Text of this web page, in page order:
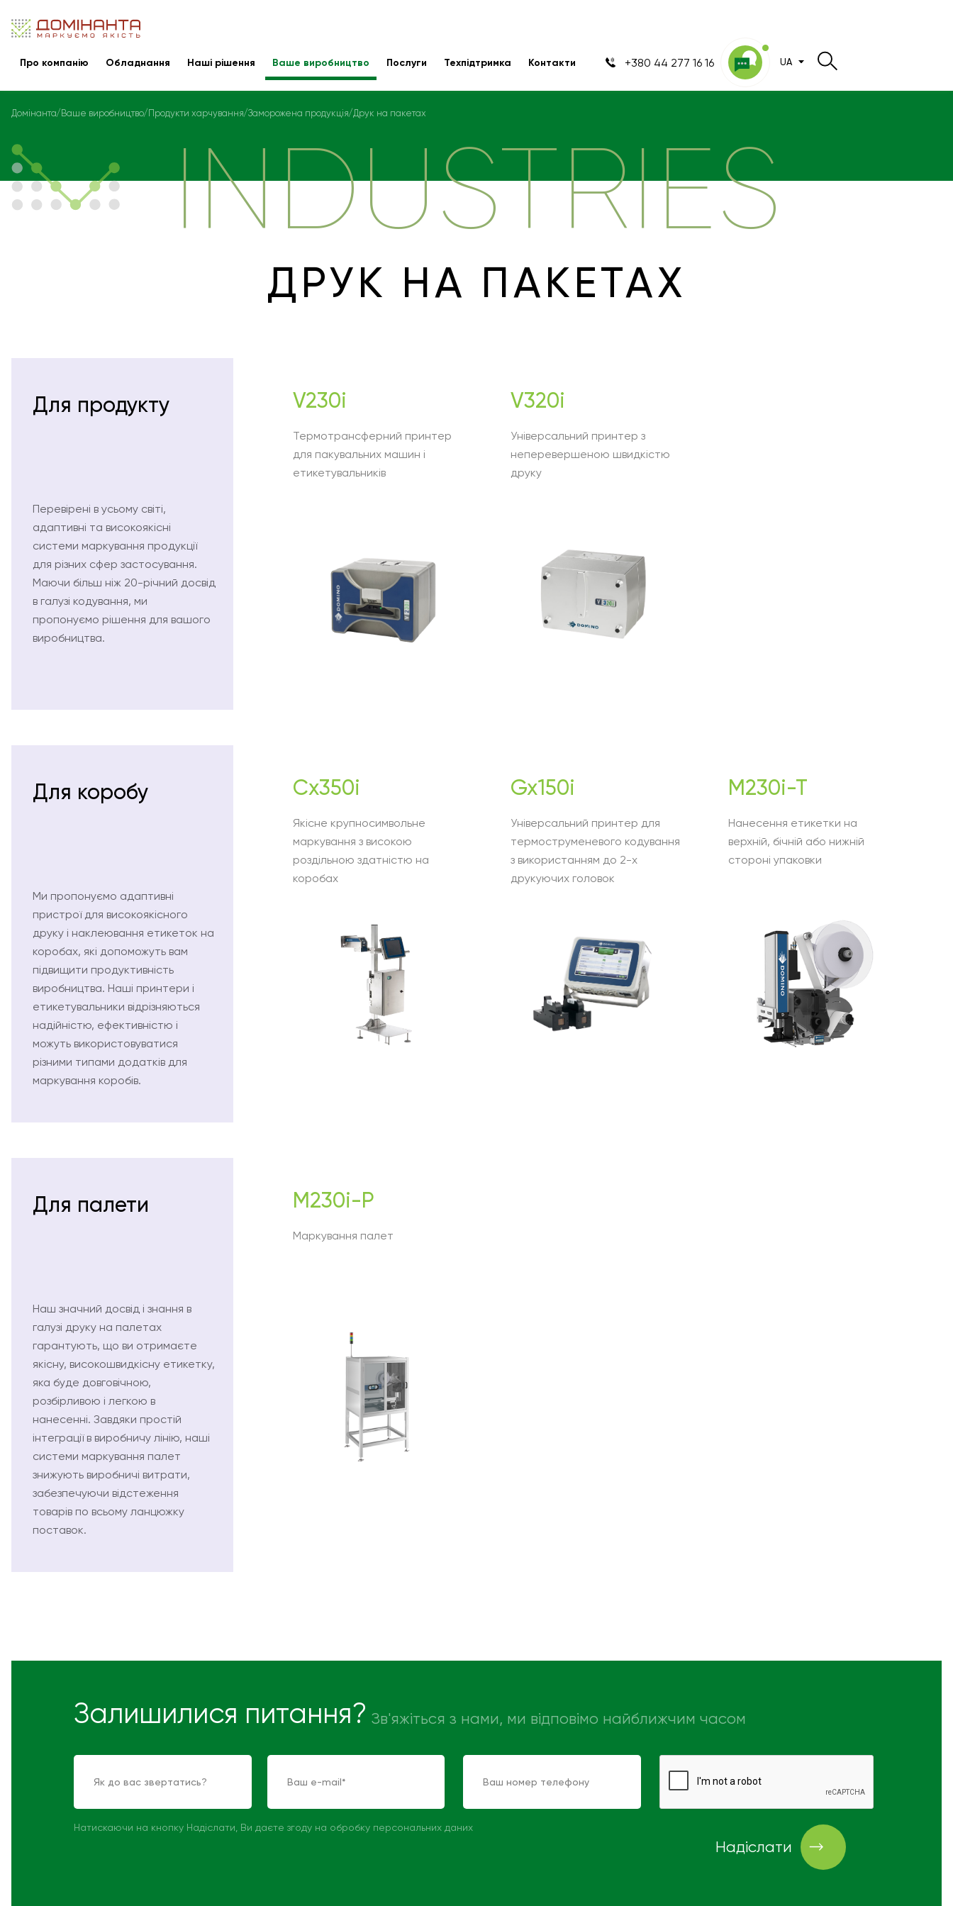
Про компанію Обладнання Наші рішення Ваше виробництво Послуги Техпідтримка Контакти +380 44 277 16 16 UA
Домінанта Ваше виробництво Продукти харчування Заморожена продукція Друк на пакетах
INDUSTRIES
ДРУК НА ПАКЕТАХ
Для продукту
Перевірені в усьому світі,
адаптивні та високоякісні
системи маркування продукції
для різних сфер застосування.
Маючи більш ніж 20-річний досвід
в галузі кодування, ми
пропонуємо рішення для вашого
виробництва.
V230i
Термотрансферний принтер
для пакувальних машин і
етикетувальників
V320i
Універсальний принтер з
неперевершеною швидкістю
друку
Для коробу
Ми пропонуємо адаптивні
пристрої для високоякісного
друку і наклеювання етикеток на
коробах, які допоможуть вам
підвищити продуктивність
виробництва. Наші принтери і
етикетувальники відрізняються
надійністю, ефективністю і
можуть використовуватися
різними типами додатків для
маркування коробів.
Cx350i
Якісне крупносимвольне
маркування з високою
роздільною здатністю на
коробах
Gx150i
Універсальний принтер для
термоструменевого кодування
з використанням до 2-х
друкуючих головок
M230i-T
Нанесення етикетки на
верхній, бічній або нижній
стороні упаковки
Для палети
Наш значний досвід і знання в
галузі друку на палетах
гарантують, що ви отримаєте
якісну, високошвидкісну етикетку,
яка буде довговічною,
розбірливою і легкою в
нанесенні. Завдяки простій
інтеграції в виробничу лінію, наші
системи маркування палет
знижують виробничі витрати,
забезпечуючи відстеження
товарів по всьому ланцюжку
поставок.
M230i-P
Маркування палет
Залишилися питання? Зв'яжіться з нами, ми відповімо найближчим часом
Надіслати
Натискаючи на кнопку Надіслати, Ви даєте згоду на обробку персональних даних